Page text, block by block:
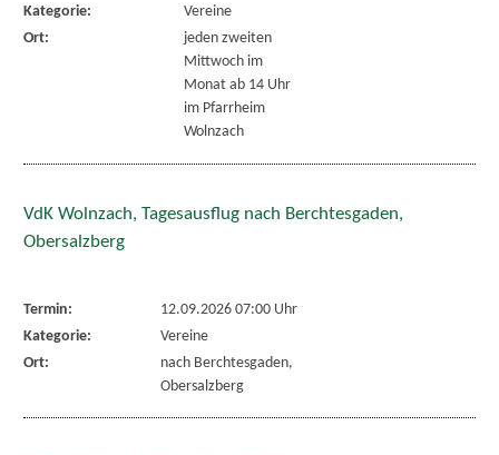
Kategorie:
Vereine
Ort:
jeden zweiten
Mittwoch im
Monat ab 14 Uhr
im Pfarrheim
Wolnzach
VdK Wolnzach, Tagesausflug nach Berchtesgaden,
Obersalzberg
Termin:
12.09.2026 07:00 Uhr
Kategorie:
Vereine
Ort:
nach Berchtesgaden,
Obersalzberg